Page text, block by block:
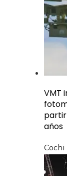
VMT
partir
años
Cochi